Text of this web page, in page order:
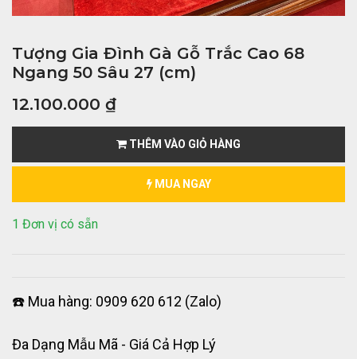
Tượng Gia Đình Gà Gỗ Trắc Cao 68
Ngang 50 Sâu 27 (cm)
12.100.000 ₫
THÊM VÀO GIỎ HÀNG
MUA NGAY
1 Đơn vị có sẵn
☎️ Mua hàng: 0909 620 612 (Zalo)
Đa Dạng Mẫu Mã - Giá Cả Hợp Lý